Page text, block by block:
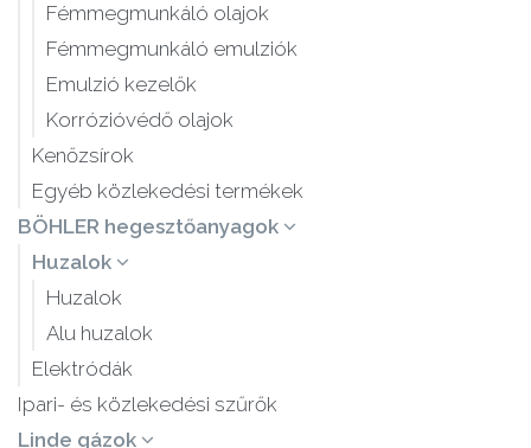
Fémmegmunkáló olajok
Fémmegmunkáló emulziók
Emulzió kezelők
Korrózióvédő olajok
Kenőzsírok
Egyéb közlekedési termékek
BÖHLER hegesztőanyagok
Huzalok
Huzalok
Alu huzalok
Elektródák
Ipari- és közlekedési szűrők
Linde gázok